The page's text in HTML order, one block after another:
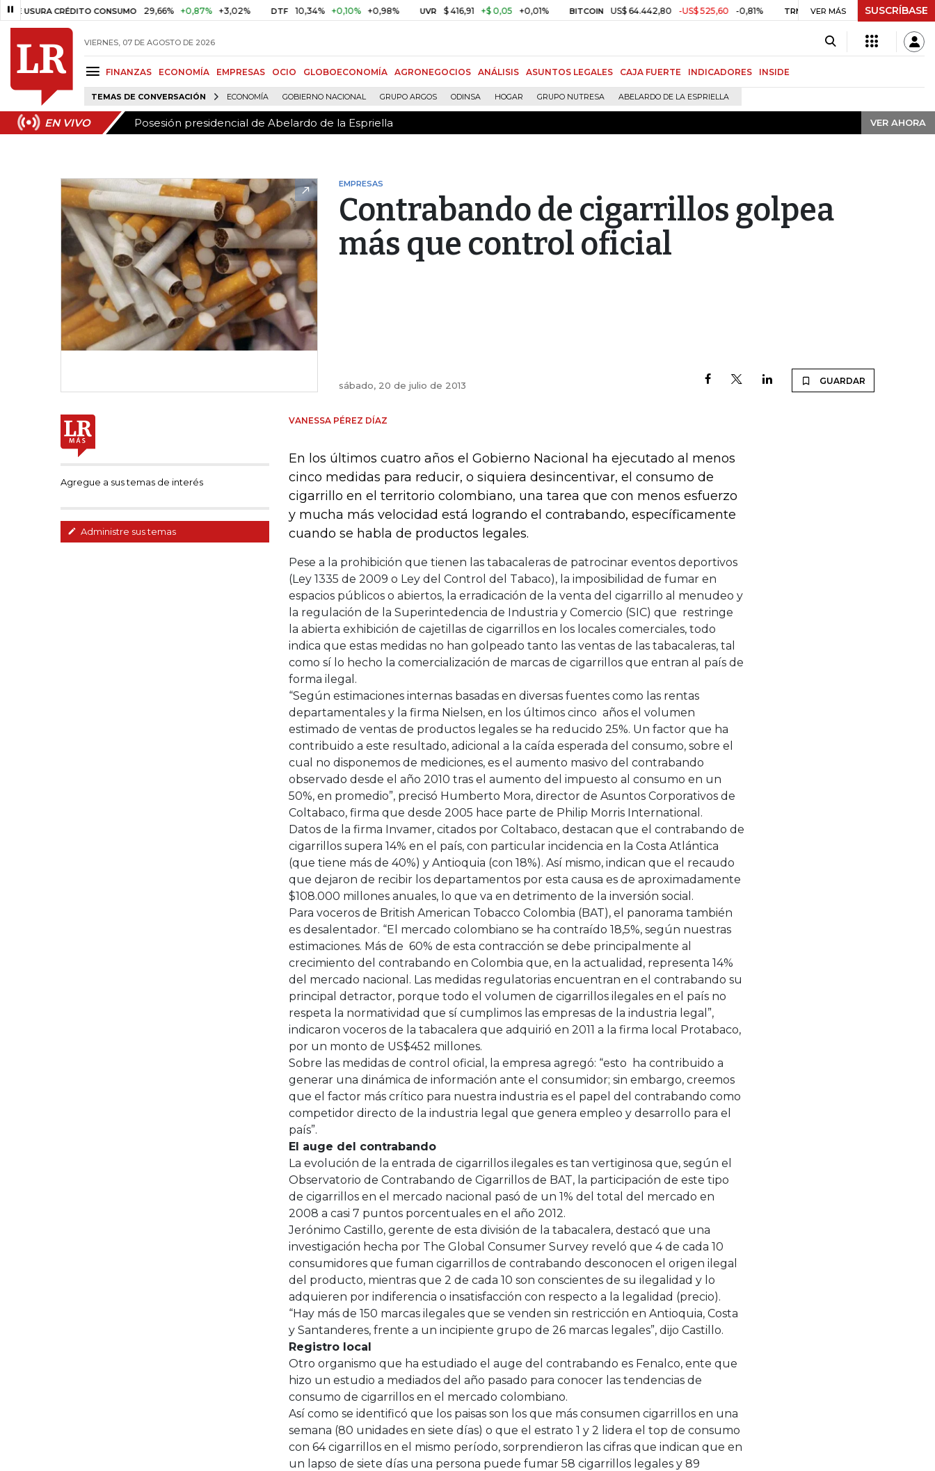
CRÉDITO CONSUMO 29,66% +0,87% +3,02% DTF 10,34% +0,10% +0,98% UVR $ 416,91 +$ 0,05 +0,01% BITCOIN US$ 64.442,80 -US$ 525,60 -0,81% TRM $ 3.157,43 -$ 21,97 -0,69% MSCI
VER MÁS SUSCRÍBASE
VIERNES, 07 DE AGOSTO DE 2026
FINANZAS ECONOMÍA EMPRESAS OCIO GLOBOECONOMÍA AGRONEGOCIOS ANÁLISIS ASUNTOS LEGALES CAJA FUERTE INDICADORES INSIDE
TEMAS DE CONVERSACIÓN ECONOMÍA GOBIERNO NACIONAL GRUPO ARGOS ODINSA HOGAR GRUPO NUTRESA ABELARDO DE LA ESPRIELLA
EN VIVO Posesión presidencial de Abelardo de la Espriella VER AHORA
EN VIVO Posesión presidencial de Abelardo de la Espriella VER AHORA
EMPRESAS
Contrabando de cigarrillos golpea
más que control oficial
sábado, 20 de julio de 2013 GUARDAR
Agregue a sus temas de interés
Administre sus temas
VANESSA PÉREZ DÍAZ
En los últimos cuatro años el Gobierno Nacional ha ejecutado al menos
cinco medidas para reducir, o siquiera desincentivar, el consumo de
cigarrillo en el territorio colombiano, una tarea que con menos esfuerzo
y mucha más velocidad está logrando el contrabando, específicamente
cuando se habla de productos legales.
Pese a la prohibición que tienen las tabacaleras de patrocinar eventos deportivos
(Ley 1335 de 2009 o Ley del Control del Tabaco), la imposibilidad de fumar en
espacios públicos o abiertos, la erradicación de la venta del cigarrillo al menudeo y
la regulación de la Superintedencia de Industria y Comercio (SIC) que restringe
la abierta exhibición de cajetillas de cigarrillos en los locales comerciales, todo
indica que estas medidas no han golpeado tanto las ventas de las tabacaleras, tal
como sí lo hecho la comercialización de marcas de cigarrillos que entran al país de
forma ilegal.
“Según estimaciones internas basadas en diversas fuentes como las rentas
departamentales y la firma Nielsen, en los últimos cinco años el volumen
estimado de ventas de productos legales se ha reducido 25%. Un factor que ha
contribuido a este resultado, adicional a la caída esperada del consumo, sobre el
cual no disponemos de mediciones, es el aumento masivo del contrabando
observado desde el año 2010 tras el aumento del impuesto al consumo en un
50%, en promedio”, precisó Humberto Mora, director de Asuntos Corporativos de
Coltabaco, firma que desde 2005 hace parte de Philip Morris International.
Datos de la firma Invamer, citados por Coltabaco, destacan que el contrabando de
cigarrillos supera 14% en el país, con particular incidencia en la Costa Atlántica
(que tiene más de 40%) y Antioquia (con 18%). Así mismo, indican que el recaudo
que dejaron de recibir los departamentos por esta causa es de aproximadamente
$108.000 millones anuales, lo que va en detrimento de la inversión social.
Para voceros de British American Tobacco Colombia (BAT), el panorama también
es desalentador. “El mercado colombiano se ha contraído 18,5%, según nuestras
estimaciones. Más de 60% de esta contracción se debe principalmente al
crecimiento del contrabando en Colombia que, en la actualidad, representa 14%
del mercado nacional. Las medidas regulatorias encuentran en el contrabando su
principal detractor, porque todo el volumen de cigarrillos ilegales en el país no
respeta la normatividad que sí cumplimos las empresas de la industria legal”,
indicaron voceros de la tabacalera que adquirió en 2011 a la firma local Protabaco,
por un monto de US$452 millones.
Sobre las medidas de control oficial, la empresa agregó: “esto ha contribuido a
generar una dinámica de información ante el consumidor; sin embargo, creemos
que el factor más crítico para nuestra industria es el papel del contrabando como
competidor directo de la industria legal que genera empleo y desarrollo para el
país”.
El auge del contrabando
La evolución de la entrada de cigarrillos ilegales es tan vertiginosa que, según el
Observatorio de Contrabando de Cigarrillos de BAT, la participación de este tipo
de cigarrillos en el mercado nacional pasó de un 1% del total del mercado en
2008 a casi 7 puntos porcentuales en el año 2012.
Jerónimo Castillo, gerente de esta división de la tabacalera, destacó que una
investigación hecha por The Global Consumer Survey reveló que 4 de cada 10
consumidores que fuman cigarrillos de contrabando desconocen el origen ilegal
del producto, mientras que 2 de cada 10 son conscientes de su ilegalidad y lo
adquieren por indiferencia o insatisfacción con respecto a la legalidad (precio).
“Hay más de 150 marcas ilegales que se venden sin restricción en Antioquia, Costa
y Santanderes, frente a un incipiente grupo de 26 marcas legales”, dijo Castillo.
Registro local
Otro organismo que ha estudiado el auge del contrabando es Fenalco, ente que
hizo un estudio a mediados del año pasado para conocer las tendencias de
consumo de cigarrillos en el mercado colombiano.
Así como se identificó que los paisas son los que más consumen cigarrillos en una
semana (80 unidades en siete días) o que el estrato 1 y 2 lidera el top de consumo
con 64 cigarrillos en el mismo período, sorprendieron las cifras que indican que en
un lapso de siete días una persona puede fumar 58 cigarrillos legales y 89